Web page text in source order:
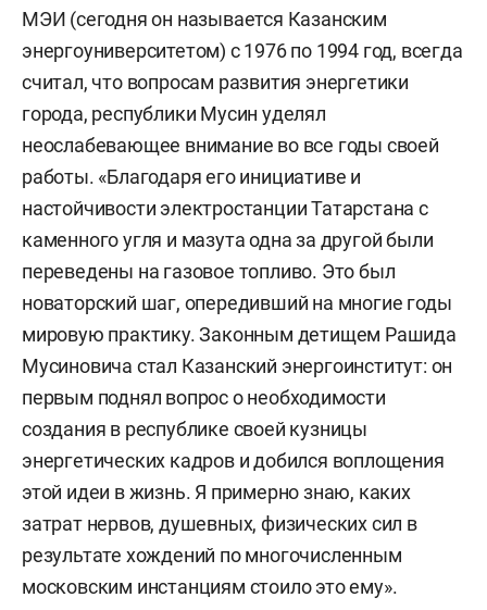
МЭИ (сегодня он называется Казанским
энергоуниверситетом) с 1976 по 1994 год, всегда
считал, что вопросам развития энергетики
города, республики Мусин уделял
неослабевающее внимание во все годы своей
работы. «Благодаря его инициативе и
настойчивости электростанции Татарстана с
каменного угля и мазута одна за другой были
переведены на газовое топливо. Это был
новаторский шаг, опередивший на многие годы
мировую практику. Законным детищем Рашида
Мусиновича стал Казанский энергоинститут: он
первым поднял вопрос о необходимости
создания в республике своей кузницы
энергетических кадров и добился воплощения
этой идеи в жизнь. Я примерно знаю, каких
затрат нервов, душевных, физических сил в
результате хождений по многочисленным
московским инстанциям стоило это ему».